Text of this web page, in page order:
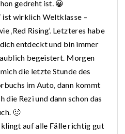
gedreht ist. 😀
ist wirklich Weltklasse –
‚Red Rising‘. Letzteres habe
entdeckt und bin immer
begeistert. Morgen
die letzte Stunde des
im Auto, dann kommt
die Rezi und dann schon das
🙂
klingt auf alle Fälle richtig gut